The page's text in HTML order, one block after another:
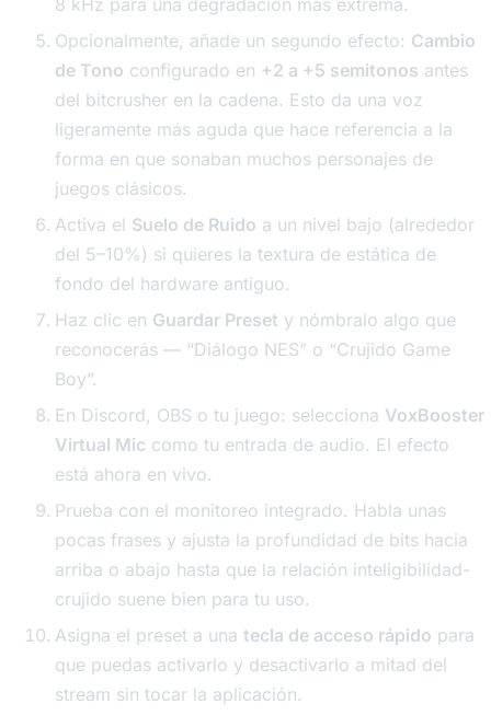
Opcionalmente, añade un segundo efecto: Cambio
de Tono configurado en +2 a +5 semitonos antes
del bitcrusher en la cadena. Esto da una voz
ligeramente más aguda que hace referencia a la
forma en que sonaban muchos personajes de
juegos clásicos.
Activa el Suelo de Ruido a un nivel bajo (alrededor
del 5–10%) si quieres la textura de estática de
fondo del hardware antiguo.
Haz clic en Guardar Preset y nómbralo algo que
reconocerás — “Diálogo NES” o “Crujido Game
Boy”.
En Discord, OBS o tu juego: selecciona VoxBooster
Virtual Mic como tu entrada de audio. El efecto
está ahora en vivo.
Prueba con el monitoreo integrado. Habla unas
pocas frases y ajusta la profundidad de bits hacia
arriba o abajo hasta que la relación inteligibilidad-
crujido suene bien para tu uso.
Asigna el preset a una tecla de acceso rápido para
que puedas activarlo y desactivarlo a mitad del
stream sin tocar la aplicación.